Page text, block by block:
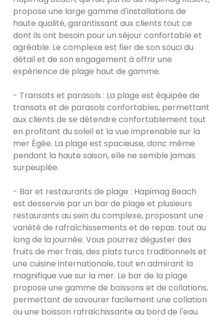
propose une large gamme d'installations de
haute qualité, garantissant aux clients tout ce
dont ils ont besoin pour un séjour confortable et
agréable. Le complexe est fier de son souci du
détail et de son engagement à offrir une
expérience de plage haut de gamme.
- Transats et parasols : La plage est équipée de
transats et de parasols confortables, permettant
aux clients de se détendre confortablement tout
en profitant du soleil et la vue imprenable sur la
mer Égée. La plage est spacieuse, donc même
pendant la haute saison, elle ne semble jamais
surpeuplée.
- Bar et restaurants de plage : Hapimag Beach
est desservie par un bar de plage et plusieurs
restaurants au sein du complexe, proposant une
variété de rafraîchissements et de repas. tout au
long de la journée. Vous pourrez déguster des
fruits de mer frais, des plats turcs traditionnels et
une cuisine internationale, tout en admirant la
magnifique vue sur la mer. Le bar de la plage
propose une gamme de boissons et de collations,
permettant de savourer facilement une collation
ou une boisson rafraîchissante au bord de l'eau.